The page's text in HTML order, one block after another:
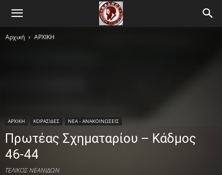
Αρχική ΑΡΧΙΚΗ
ΑΡΧΙΚΗ ΚΟΡΑΣΙΔΕΣ ΝΕΑ - ΑΝΑΚΟΙΝΩΣΕΙΣ
Πρωτέας Σχηματαρίου – Κάδμος
46-44
ΤΕΛΙΚΟΣ ΝΕΑΝΙΔΩΝ